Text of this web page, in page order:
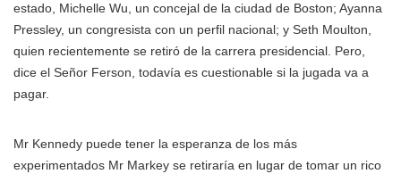
estado, Michelle Wu, un concejal de la ciudad de Boston; Ayanna
Pressley, un congresista con un perfil nacional; y Seth Moulton,
quien recientemente se retiró de la carrera presidencial. Pero,
dice el Señor Ferson, todavía es cuestionable si la jugada va a
pagar.
Mr Kennedy puede tener la esperanza de los más
experimentados Mr Markey se retiraría en lugar de tomar un rico